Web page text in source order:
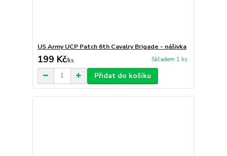
US Army UCP Patch 6th Cavalry Brigade - nášivka
199 Kč/ks Skladem 1 ks
Přidat do košíku